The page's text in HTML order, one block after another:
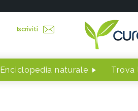
Iscriviti
Enciclopedia naturale Trova